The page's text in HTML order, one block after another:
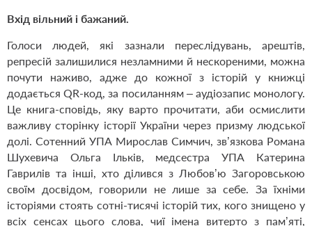
Вхід вільний і бажаний.
Голоси людей, які зазнали переслідувань, арештів,
репресій залишилися незламними й нескореними, можна
почути наживо, адже до кожної з історій у книжці
додається QR-код, за посиланням – аудіозапис монологу.
Це книга-сповідь, яку варто прочитати, аби осмислити
важливу сторінку історії України через призму людської
долі. Сотенний УПА Мирослав Симчич, зв’язкова Романа
Шухевича Ольга Ільків, медсестра УПА Катерина
Гаврилів та інші, хто ділився з Любов’ю Загоровською
своїм досвідом, говорили не лише за себе. За їхніми
історіями стоять сотні-тисячі історій тих, кого знищено у
всіх сенсах цього слова, чиї імена витерто з пам’яті,